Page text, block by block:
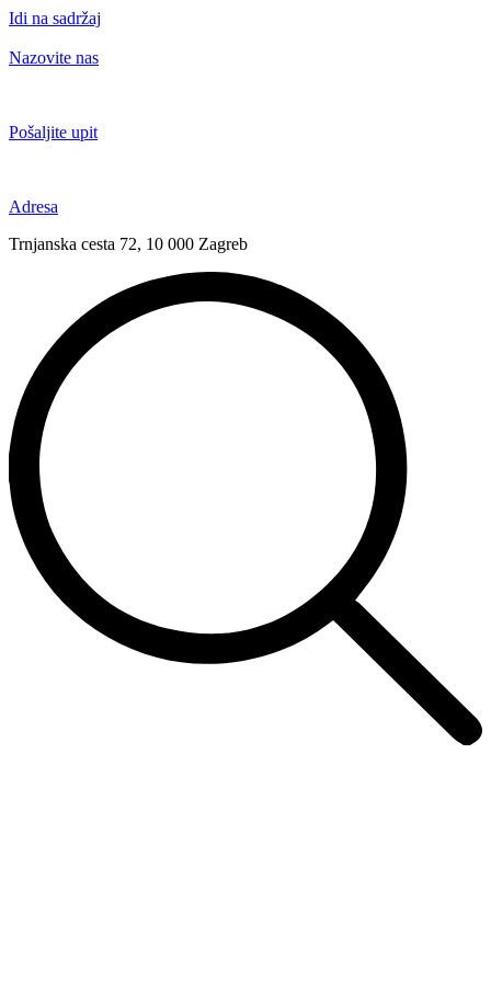
Idi na sadržaj
Nazovite nas
Pošaljite upit
Adresa
Trnjanska cesta 72, 10 000 Zagreb